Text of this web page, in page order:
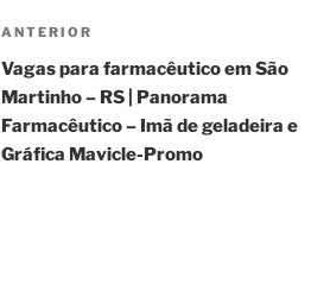
Navegação
de
Post
Post
anterior
ANTERIOR
Vagas para farmacêutico em São
Martinho – RS | Panorama
Farmacêutico – Imã de geladeira e
Gráfica Mavicle-Promo